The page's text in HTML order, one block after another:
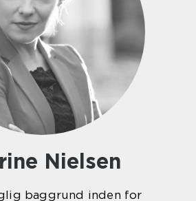
Nielsen
baggrund inden for